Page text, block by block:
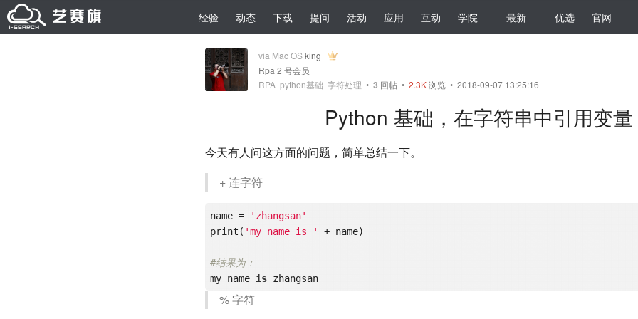
经验 动态 下载 提问 活动 应用 互动 学院 最新 优选 官网
via Mac OSking
Rpa 2 号会员
RPA python基础 字符处理 • 3 回帖 • 2.3K浏览 • 2018-09-07 13:25:16
Python 基础，在字符串中引用变量
今天有人问这方面的问题，简单总结一下。
+ 连字符
name =
'zhangsan'
print( 'my name is ' + name)
#结果为：
my name is zhangsan
% 字符